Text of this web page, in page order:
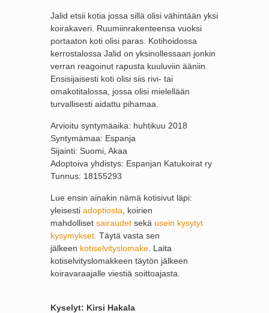
Jalid etsii kotia jossa sillä olisi vähintään yksi
koirakaveri. Ruumiinrakenteensa vuoksi
portaaton koti olisi paras. Kotihoidossa
kerrostalossa Jalid on yksinollessaan jonkin
verran reagoinut rapusta kuuluviin ääniin.
Ensisijaisesti koti olisi siis rivi- tai
omakotitalossa, jossa olisi mielellään
turvallisesti aidattu pihamaa.
Arvioitu syntymäaika: huhtikuu 2018
Syntymämaa: Espanja
Sijainti: Suomi, Akaa
Adoptoiva yhdistys: Espanjan Katukoirat ry
Tunnus: 18155293
Lue ensin ainakin nämä kotisivut läpi:
yleisesti adoptiosta , koirien
mahdolliset sairaudet sekä usein kysytyt
kysymykset. Täytä vasta sen
jälkeen kotiselvityslomake . Laita
kotiselvityslomakkeen täytön jälkeen
koiravaraajalle viestiä soittoajasta.
Kyselyt: Kirsi Hakala